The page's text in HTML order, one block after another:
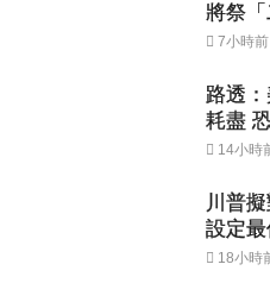
將祭「
7小時前
路透
耗盡
14小時
川普
設定
18小時